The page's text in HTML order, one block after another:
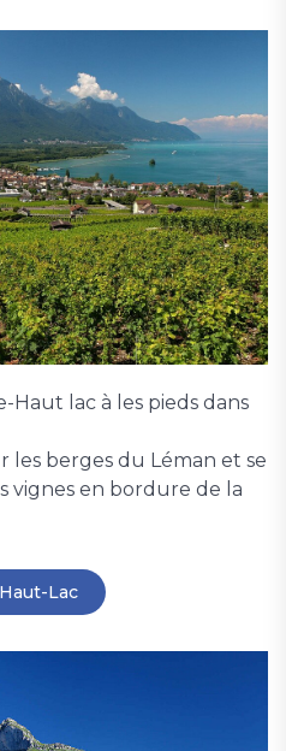
Haut lac à les pieds dans
les berges du Léman et se
vignes en bordure de la
Lac